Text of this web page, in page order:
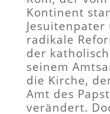
Kontinent
radikale
der
seinem
die Kirche,
Amt des
verändert.